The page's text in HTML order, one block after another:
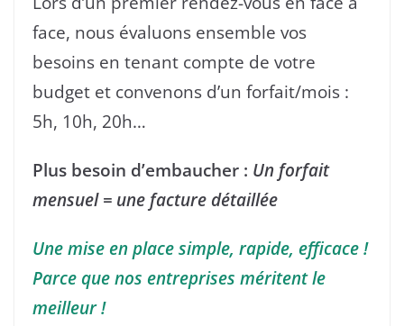
face, nous évaluons ensemble vos
besoins en tenant compte de votre
budget et convenons d’un forfait/mois :
5h, 10h, 20h…
Plus besoin d’embaucher : Un forfait
mensuel = une facture détaillée
Une mise en place simple, rapide, efficace !
Parce que nos entreprises méritent le
meilleur !